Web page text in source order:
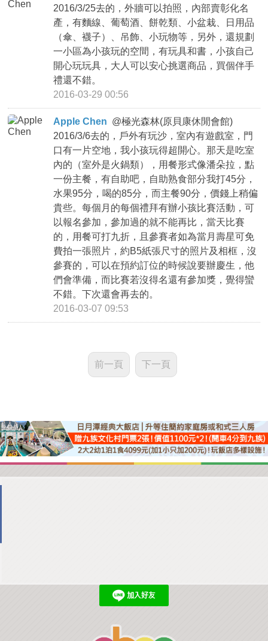
APP下載2016/3/25去的，外牆可以拍照，內部賣彰化名
產，有麵線、葡萄酒、餅乾類、小盆栽、日用品
（傘、襪子）、吊飾、小玩物等，另外，還規劃
一小區為小孩玩的空間，有玩具和書，小孩自己
開心玩玩具，大人可以安心挑選商品，買個伴手
禮還不錯。
2016-03-29 00:56
Apple Chen @極光森林(原貝康休閒會館)
2016/3/6去的，戶外有玩沙，室內有遊戲室，門
口有一片空地，我小孩玩得超開心。那天是吃室
內的（室外是火鍋類），用餐形式像潘朵拉，點
一份主餐，有自助吧，自助熟食部分我打45分，
水果95分，喝的85分，而主餐90分，價錢上稍偏
貴些。每個月的每個禮拜有辦小孩比賽活動，可
以報名參加，參加過的就不能再比，當天比賽
的，用餐可打九折，且參賽者如為當月壽星可免
費拍一張照片，約B5紙張尺寸的照片及相框，沒
參賽的，可以在預約訂位的時候說要辦慶生，他
們會準備，而比賽若沒得名還有參加獎，覺得蠻
不錯。下次還會再去的。
2016-03-07 09:53
前一頁 下一頁